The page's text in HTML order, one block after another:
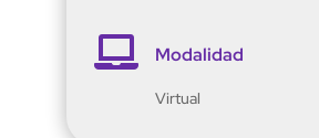
 Modalidad
Virtual